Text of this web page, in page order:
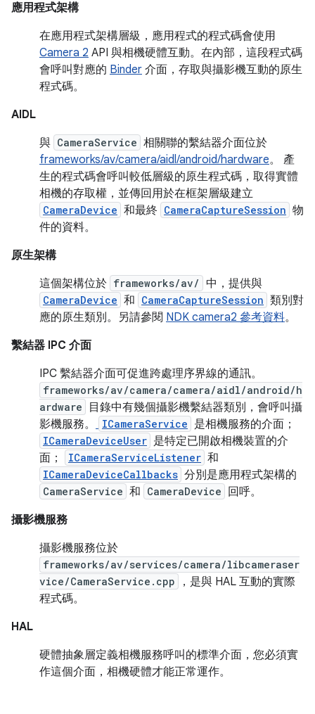
應用程式架構
在應用程式架構層級，應用程式的程式碼會使用
Camera 2 API 與相機硬體互動。在內部，這段程式碼
會呼叫對應的 Binder 介面，存取與攝影機互動的原生
程式碼。
AIDL
與 CameraService 相關聯的繫結器介面位於
frameworks/av/camera/aidl/android/hardware。 產
生的程式碼會呼叫較低層級的原生程式碼，取得實體
相機的存取權，並傳回用於在框架層級建立
CameraDevice 和最終 CameraCaptureSession 物
件的資料。
原生架構
這個架構位於 frameworks/av/ 中，提供與
CameraDevice 和 CameraCaptureSession 類別對
應的原生類別。另請參閱 NDK camera2 參考資料。
繫結器 IPC 介面
IPC 繫結器介面可促進跨處理序界線的通訊。
frameworks/av/camera/camera/aidl/android/h
ardware
目錄中有幾個攝影機繫結器類別，會呼叫攝
影機服務。
ICameraService 是相機服務的介面；
ICameraDeviceUser 是特定已開啟相機裝置的介
面；
ICameraServiceListener 和
ICameraDeviceCallbacks 分別是應用程式架構的
CameraService 和 CameraDevice
回呼。
攝影機服務
攝影機服務位於
frameworks/av/services/camera/libcameraser
vice/CameraService.cpp
，是與 HAL 互動的實際
程式碼。
HAL
硬體抽象層定義相機服務呼叫的標準介面，您必須實
作這個介面，相機硬體才能正常運作。